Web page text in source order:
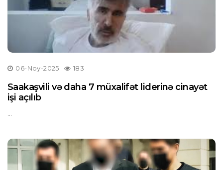
06-Noy-2025 183
Saakaşvili və daha 7 müxalifət liderinə cinayət
işi açılıb
...